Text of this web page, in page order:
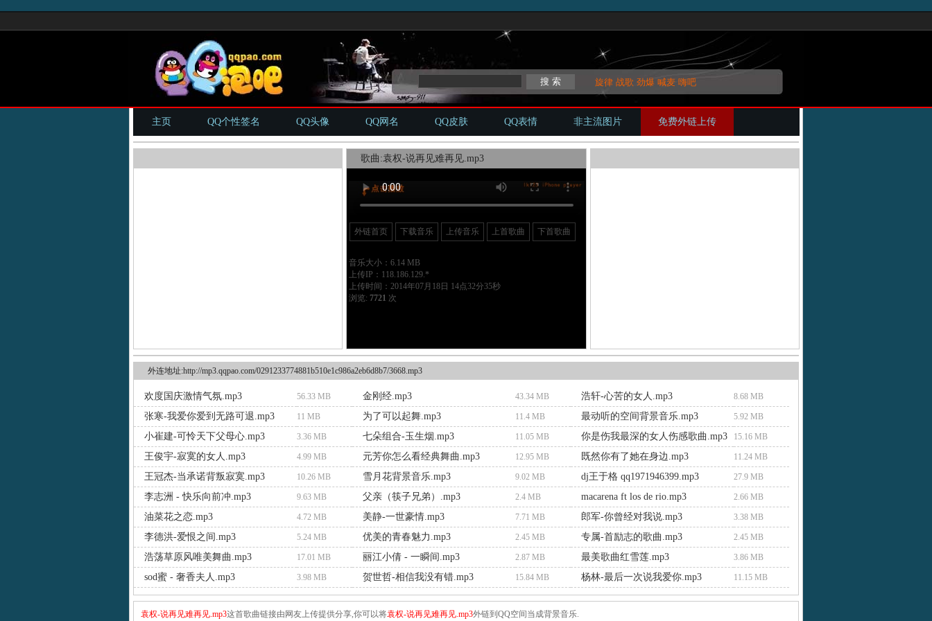
旋律 战歌 劲爆 喊麦 嗨吧
主页 QQ个性签名 QQ头像 QQ网名 QQ皮肤 QQ表情 非主流图片 免费外链上传
歌曲:袁权-说再见难再见.mp3
外链首页 下载音乐 上传音乐 上首歌曲 下首歌曲
音乐大小：6.14 MB
上传IP：118.186.129.*
上传时间：2014年07月18日 14点32分35秒
浏览: 7721 次
外连地址:http://mp3.qqpao.com/0291233774881b510e1c986a2eb6d8b7/3668.mp3
欢度国庆激情气氛.mp3 56.33 MB 金刚经.mp3 43.34 MB 浩轩-心苦的女人.mp3 8.68 MB
张寒-我爱你爱到无路可退.mp3 11 MB 为了可以起舞.mp3 11.4 MB 最动听的空间背景音乐.mp3 5.92 MB
小崔建-可怜天下父母心.mp3 3.36 MB 七朵组合-玉生烟.mp3 11.05 MB 你是伤我最深的女人伤感歌曲.mp3 15.16 MB
王俊宇-寂寞的女人.mp3 4.99 MB 元芳你怎么看经典舞曲.mp3 12.95 MB 既然你有了她在身边.mp3 11.24 MB
王冠杰-当承诺背叛寂寞.mp3 10.26 MB 雪月花背景音乐.mp3 9.02 MB dj王于格 qq1971946399.mp3 27.9 MB
李志洲 - 快乐向前冲.mp3 9.63 MB 父亲（筷子兄弟）.mp3 2.4 MB macarena ft los de rio.mp3 2.66 MB
油菜花之恋.mp3 4.72 MB 美静-一世豪情.mp3 7.71 MB 郎军-你曾经对我说.mp3 3.38 MB
李德洪-爱恨之间.mp3 5.24 MB 优美的青春魅力.mp3 2.45 MB 专属-首励志的歌曲.mp3 2.45 MB
浩荡草原风唯美舞曲.mp3 17.01 MB 丽江小倩 - 一瞬间.mp3 2.87 MB 最美歌曲红雪莲.mp3 3.86 MB
sod蜜 - 奢香夫人.mp3 3.98 MB 贺世哲-相信我没有错.mp3 15.84 MB 杨林-最后一次说我爱你.mp3 11.15 MB
袁权-说再见难再见.mp3这首歌曲链接由网友上传提供分享,你可以将袁权-说再见难再见.mp3外链到QQ空间当成背景音乐.